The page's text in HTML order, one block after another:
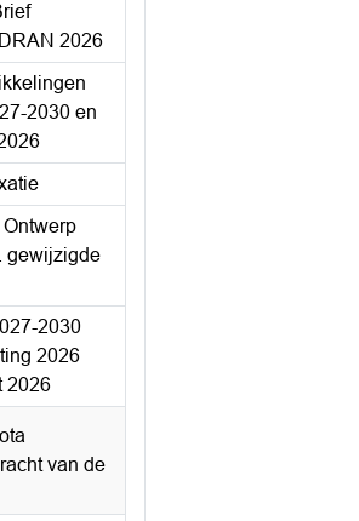
2026
2030 en
gewijzigde
2030
2026
2026
van de